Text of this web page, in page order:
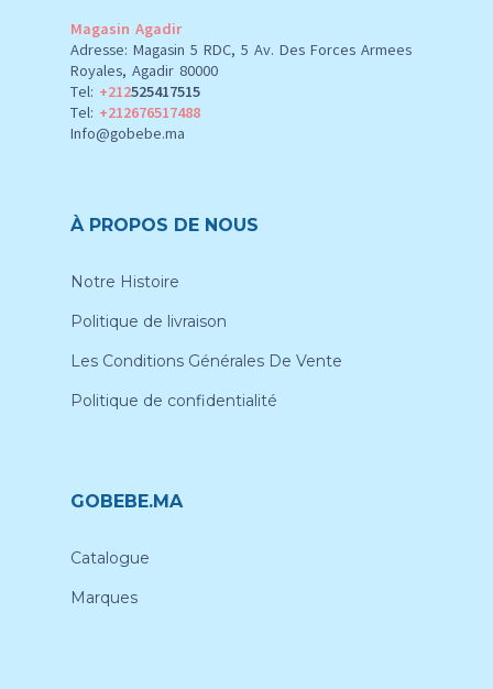
Magasin Agadir
Adresse: Magasin 5 RDC, 5 Av. Des Forces Armees
Royales, Agadir 80000
Tel: +212525417515
Tel: +212676517488
Info@gobebe.ma
À PROPOS DE NOUS
Notre Histoire
Politique de livraison
Les Conditions Générales De Vente
Politique de confidentialité
GOBEBE.MA
Catalogue
Marques